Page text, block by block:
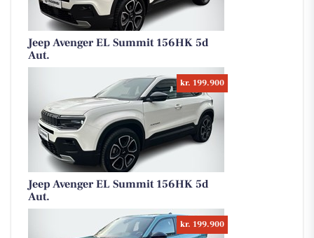
Jeep Avenger EL Summit 156HK 5d
Aut.
kr. 199.900
Jeep Avenger EL Summit 156HK 5d
Aut.
kr. 199.900